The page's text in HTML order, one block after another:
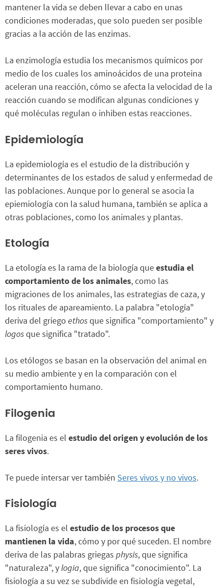
mantener la vida se deben llevar a cabo en unas
condiciones moderadas, que solo pueden ser posible
gracias a la acción de las enzimas.
La enzimología estudia los mecanismos químicos por
medio de los cuales los aminoácidos de una proteina
aceleran una reacción, cómo se afecta la velocidad de la
reacción cuando se modifican algunas condiciones y
qué moléculas regulan o inhiben estas reacciones.
Epidemiología
La epidemiología es el estudio de la distribución y
determinantes de los estados de salud y enfermedad de
las poblaciones. Aunque por lo general se asocia la
epiemiología con la salud humana, también se aplica a
otras poblaciones, como los animales y plantas.
Etología
La etología es la rama de la biología queestudia el
comportamiento de los animales, como las
migraciones de los animales, las estrategias de caza, y
los rituales de apareamiento. La palabra "etología"
deriva del griego ethosque significa "comportamiento" y
logosque significa "tratado".
Los etólogos se basan en la observación del animal en
su medio ambiente y en la comparación con el
comportamiento humano.
Filogenia
La filogenia es el estudio del origen y evolución de los
seres vivos.
Te puede intersar ver también Seres vivos y no vivos.
Fisiología
La fisiología es el estudio de los procesos que
mantienen la vida, cómo y por qué suceden. El nombre
deriva de las palabras griegas physis, que significa
"naturaleza", ylogia, que significa "conocimiento". La
fisiología a su vez se subdivide en fisiología vegetal,